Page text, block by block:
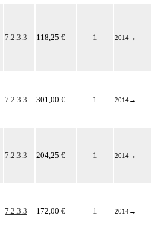
7.2.3.3 118,25 € 1 2014→
7.2.3.3 301,00 € 1 2014→
7.2.3.3 204,25 € 1 2014→
7.2.3.3 172,00 € 1 2014→